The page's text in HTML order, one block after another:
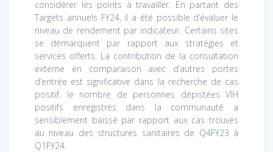
considérer les points à travailler. En partant des
Targets annuels FY24, il a été possible d’évaluer le
niveau de rendement par indicateur. Certains sites
se démarquent par rapport aux stratégies et
services offerts. La contribution de la consultation
externe en comparaison avec d’autres portes
d’entrée est significative dans la recherche de cas
positif. le nombre de personnes dépistées VIH
positifs enregistrés dans la communauté a
sensiblement baissé par rapport aux cas trouvés
au niveau des structures sanitaires de Q4FY23 à
Q1FY24.